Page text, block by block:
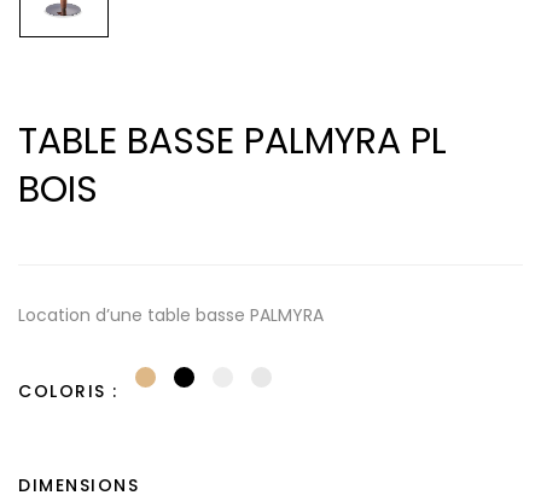
TABLE BASSE PALMYRA PL
BOIS
Location d’une table basse PALMYRA
COLORIS
DIMENSIONS